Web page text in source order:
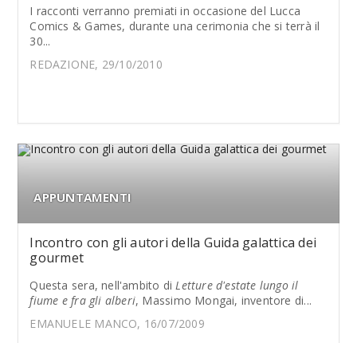
I racconti verranno premiati in occasione del Lucca
Comics & Games, durante una cerimonia che si terrà il
30...
REDAZIONE, 29/10/2010
APPUNTAMENTI
Incontro con gli autori della Guida galattica dei
gourmet
Questa sera, nell'ambito di Letture d'estate lungo il
fiume e fra gli alberi, Massimo Mongai, inventore di...
EMANUELE MANCO, 16/07/2009